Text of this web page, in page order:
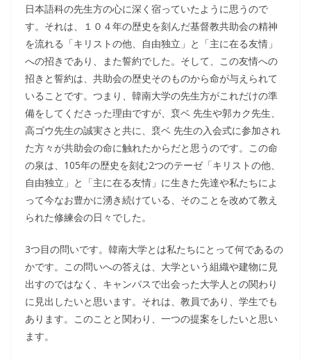
日本語科の先生方の心に深く宿っていたように思うので
す。それは、１０４年の歴史を刻んだ基督教共助会の精神
を流れる「キリストの他、自由独立」と「主に在る友情」
への招きであり、また誓約でした。そして、この友情への
招きと誓約は、共助会の歴史そのものから命が与えられて
いることです。つまり、韓南大学の先生方がこれだけの準
備をしてくださった理由ですが、裵ベ 先生や郭カク先生、
高ゴウ先生の誠実さと共に、裵ベ 先生の入会式に参加され
た方々が共助会の命に触れたからだと思うのです。この命
の泉は、105年の歴史を刻む2つのテーゼ「キリストの他、
自由独立」と「主に在る友情」に生きた先達や私たちによ
って今なお豊かに湧き続けている、そのことを改めて教え
られた修練会の日々でした。
3つ目の問いです。韓南大学とは私たちにとって何であるの
かです。この問いへの答えは、大学という組織や建物に見
出すのではなく、キャンパスで出会った大学人との関わり
に見出したいと思います。それは、教員であり、学生でも
あります。このことと関わり、一つの提案をしたいと思い
ます。